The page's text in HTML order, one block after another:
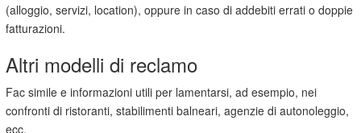
(alloggio, servizi, location), oppure in caso di addebiti errati o doppie
fatturazioni.
Altri modelli di reclamo
Fac simile e informazioni utili per lamentarsi, ad esempio, nei
confronti di ristoranti, stabilimenti balneari, agenzie di autonoleggio,
ecc.